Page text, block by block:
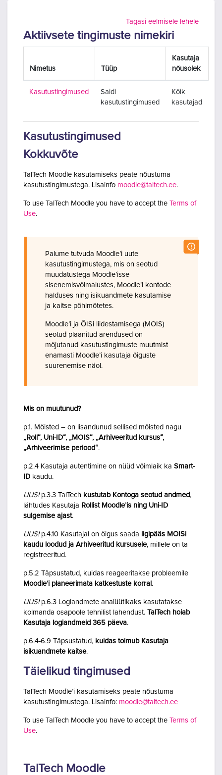
Tagasi eelmisele lehele
Aktiivsete tingimuste nimekiri
Nimetus Tüüp
Kasutaja
nõusolek
Kasutustingimused
Saidi
kasutustingimused
Kõik
kasutajad
Kasutustingimused
Kokkuvõte
TalTech Moodle kasutamiseks peate nõustuma
kasutustingimustega. Lisainfo moodle@taltech.ee.
To use TalTech Moodle you have to accept the Terms of
Use.
Palume tutvuda Moodle’i uute
kasutustingimustega, mis on seotud
muudatustega Moodle’isse
sisenemisvõimalustes, Moodle’i kontode
halduses ning isikuandmete kasutamise
ja kaitse põhimõtetes.
Moodle’i ja ÕISi liidestamisega (MOIS)
seotud plaanitud arendused on
mõjutanud kasutustingimuste muutmist
enamasti Moodle’i kasutaja õiguste
suurenemise näol.
Mis on muutunud?
p.1. Mõisted – on lisandunud sellised mõisted nagu
„Roll“, Uni-ID“, „MOIS“, „Arhiveeritud kursus“,
„Arhiveerimise periood“.
p.2.4 Kasutaja autentimine on nüüd võimlaik ka Smart-
ID kaudu.
UUS!p.3.3 TalTech kustutab Kontoga seotud andmed,
lähtudes Kasutaja Rollist Moodle’is ning Uni-ID
sulgemise ajast.
UUS!p.4.10 Kasutajal on õigus saada ligipääs MOISi
kaudu loodud ja Arhiveeritud kursusele, millele on ta
registreeritud.
p.5.2 Täpsustatud, kuidas reageeritakse probleemile
Moodle’i planeerimata katkestuste korral .
UUS!p.6.3 Logiandmete analüütikaks kasutatakse
kolmanda osapoole tehnilist lahendust. TalTech hoiab
Kasutaja logiandmeid 365 päeva.
p.6.4-6.9 Täpsustatud, kuidas toimub Kasutaja
isikuandmete kaitse.
Täielikud tingimused
TalTech Moodle’i kasutamiseks peate nõustuma
kasutustingimustega. Lisainfo: moodle@taltech.ee
To use TalTech Moodle you have to accept the Terms of
Use.
TalTech Moodle